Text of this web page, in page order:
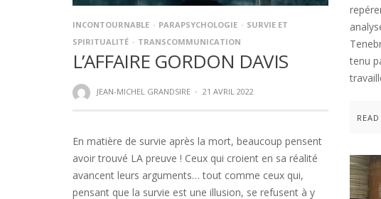
tenu
INCONTOURNABLE PARAPSYCHOLOGIE
SURVIE ET
SPIRITUALITÉ
TRANSCOMMUNICATION
L’AFFAIRE GORDON DAVIS
JEAN-MICHEL GRANDSIRE · 21 AVRIL 2022
En matière de survie après la mort, beaucoup pensent
avoir trouvé LA preuve ! Ceux qui croient en sa réalité
avancent leurs arguments… tout comme ceux qui,
pensant que la survie est une illusion, se refusent à y